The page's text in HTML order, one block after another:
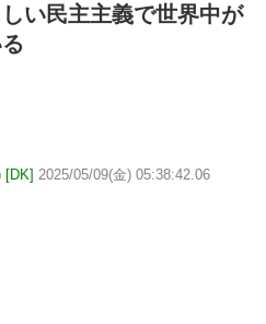
い民主主義で世界中が
[DK] 2025/05/09(金) 05:38:42.06